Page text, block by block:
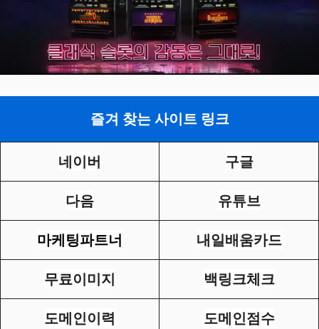
즐겨 찾는 사이트 링크
네이버 구글
다음 유튜브
마케팅파트너 내일배움카드
무료이미지 백링크체크
도메인이력 도메인점수